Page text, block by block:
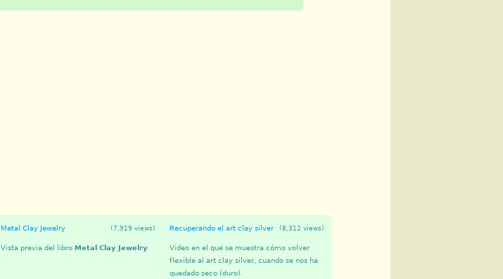
(7,919 views)
Metal Clay Jewelry
Vista previa del libro Metal Clay Jewelry
(8,312 views)
Recuperando el art clay silver
Video en el que se muestra cómo volver
flexible al art clay silver, cuando se nos ha
quedado seco (duro).